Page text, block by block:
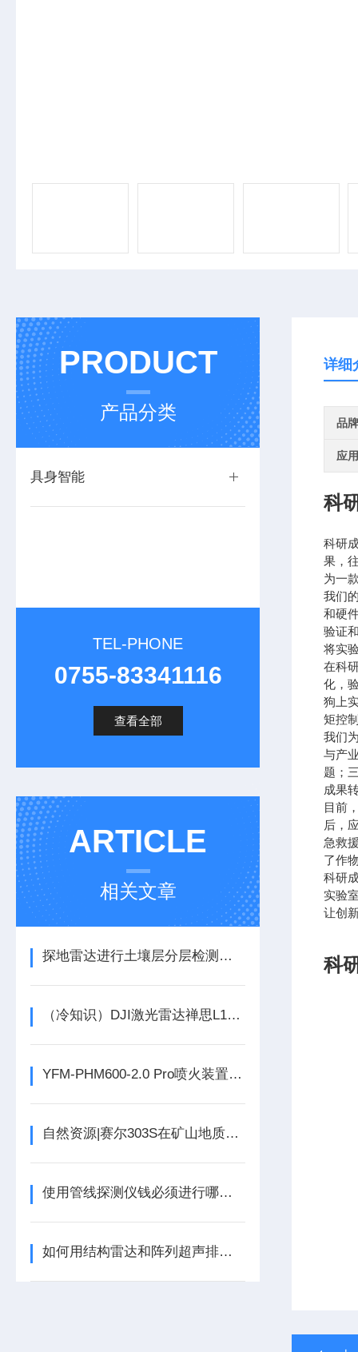
PRODUCT
产品分类
具身智能
TEL-PHONE
0755-83341116
查看全部
ARTICLE
相关文章
探地雷达进行土壤层分层检测和地质学分层/地平线映射
（冷知识）DJI激光雷达禅思L1外业三种作业模式
YFM-PHM600-2.0 Pro喷火装置技术参数
自然资源|赛尔303S在矿山地质环境保护测绘中的应用
使用管线探测仪钱必须进行哪些常规检查？
如何用结构雷达和阵列超声排查新建隧道渗水点？
详细
品牌
应
科
科研
果，
为一
我们
和硬
验证
将实
在科
化，
狗上
矩控
我们
与产
题；
成果
目前
后，
急救
了作
科研
实验
让创
科